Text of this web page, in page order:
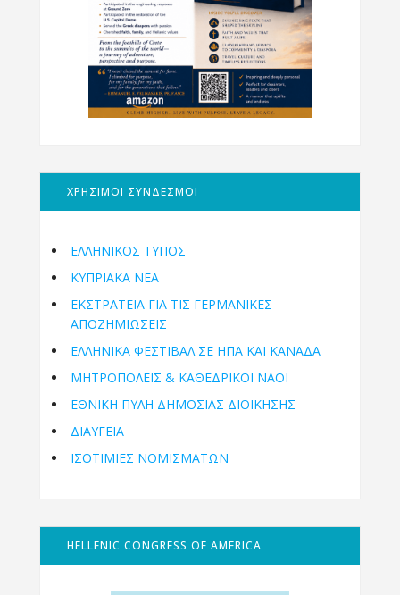
ΧΡΗΣΙΜΟΙ ΣΥΝΔΕΣΜΟΙ
ΕΛΛΗΝΙΚΟΣ ΤΥΠΟΣ
ΚΥΠΡΙΑΚΑ ΝΕΑ
ΕΚΣΤΡΑΤΕΙΑ ΓΙΑ ΤΙΣ ΓΕΡΜΑΝΙΚΕΣ
ΑΠΟΖΗΜΙΩΣΕΙΣ
ΕΛΛΗΝΙΚΆ ΦΕΣΤΙΒΆΛ ΣΕ ΗΠΑ ΚΑΙ ΚΑΝΑΔΑ
ΜΗΤΡΟΠΌΛΕΙΣ & ΚΑΘΕΔΡΙΚΟΊ ΝΑΟΊ
ΕΘΝΙΚΉ ΠΎΛΗ ΔΗΜΌΣΙΑΣ ΔΙΟΊΚΗΣΗΣ
ΔΙΑΥΓΕΙΑ
ΙΣΟΤΙΜΙΕΣ ΝΟΜΙΣΜΑΤΩΝ
HELLENIC CONGRESS OF AMERICA